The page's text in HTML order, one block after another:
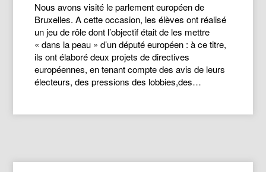
Nous avons visité le parlement européen de
Bruxelles. A cette occasion, les élèves ont réalisé
un jeu de rôle dont l’objectif était de les mettre
« dans la peau » d’un député européen : à ce titre,
ils ont élaboré deux projets de directives
européennes, en tenant compte des avis de leurs
électeurs, des pressions des lobbies,des…